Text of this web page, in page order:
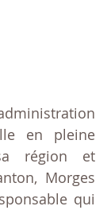
en pleine
région et
Morges
qui